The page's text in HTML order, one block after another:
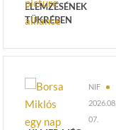
ELEMZÉSÉNEK
TÜKRÉBEN
NIF
2026.08.
07.